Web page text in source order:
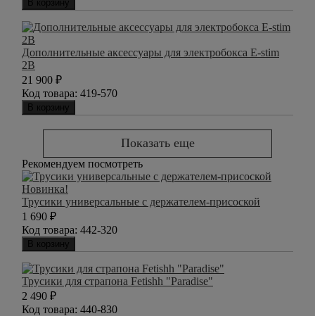
В корзину
Дополнительные аксессуары для электробокса E-stim
2B
21 900 ₽
Код товара: 419-570
В корзину
Показать еще
Рекомендуем посмотреть
Новинка!
Трусики универсальные с держателем-присоской
1 690 ₽
Код товара: 442-320
В корзину
Трусики для страпона Fetishh "Paradise"
2 490 ₽
Код товара: 440-830